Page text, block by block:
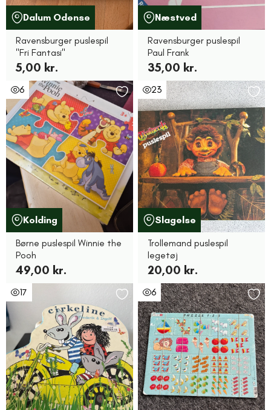
Dalum Odense
Ravensburger puslespil
"Fri Fantasi"
5,00 kr.
Næstved
Ravensburger puslespil
Paul Frank
35,00 kr.
6
Kolding
Børne puslespil Winnie the
Pooh
49,00 kr.
23
Slagelse
Trollemand puslespil
legetøj
20,00 kr.
17 6